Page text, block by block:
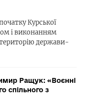
Курської
і виконанням
територію держави-
Ращук: «Воєнні
спільного з